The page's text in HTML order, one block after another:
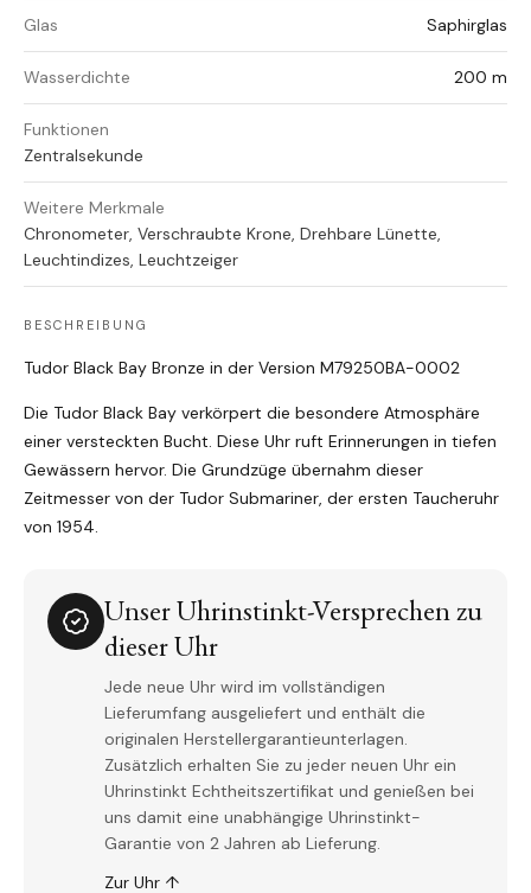
Glas Saphirglas
Wasserdichte 200 m
Funktionen
Zentralsekunde
Weitere Merkmale
Chronometer, Verschraubte Krone, Drehbare Lünette,
Leuchtindizes, Leuchtzeiger
BESCHREIBUNG
Tudor Black Bay Bronze in der Version M79250BA-0002
Die Tudor Black Bay verkörpert die besondere Atmosphäre
einer versteckten Bucht. Diese Uhr ruft Erinnerungen in tiefen
Gewässern hervor. Die Grundzüge übernahm dieser
Zeitmesser von der Tudor Submariner, der ersten Taucheruhr
von 1954.
Unser Uhrinstinkt-Versprechen zu
dieser Uhr
Jede neue Uhr wird im vollständigen
Lieferumfang ausgeliefert und enthält die
originalen Herstellergarantieunterlagen.
Zusätzlich erhalten Sie zu jeder neuen Uhr ein
Uhrinstinkt Echtheitszertifikat und genießen bei
uns damit eine unabhängige Uhrinstinkt-
Garantie von 2 Jahren ab Lieferung.
Zur Uhr ↑